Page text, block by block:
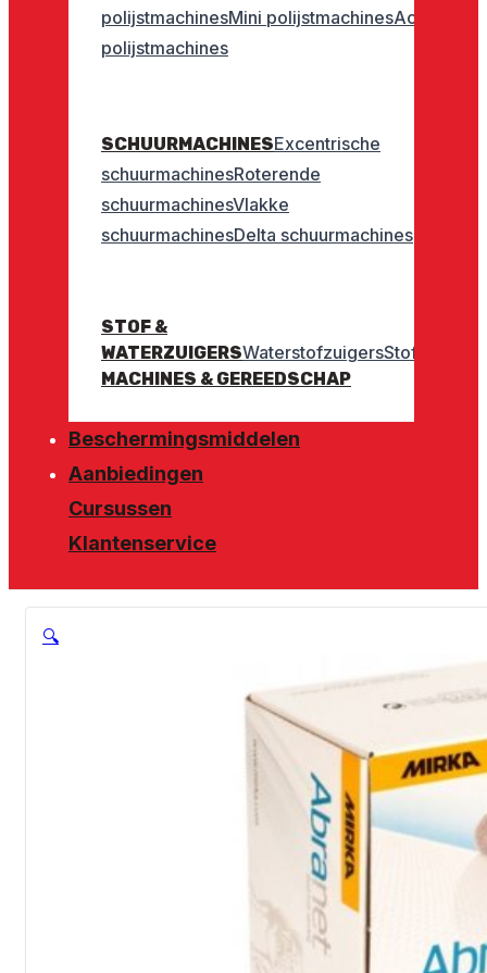
polijstmachinesMini polijstmachinesAccu
polijstmachines
SCHUURMACHINESExcentrische
schuurmachinesRoterende
schuurmachinesVlakke
schuurmachinesDelta schuurmachines
STOF &
WATERZUIGERSWaterstofzuigersStofzuigers
MACHINES & GEREEDSCHAP
Beschermingsmiddelen
Aanbiedingen
Cursussen
Klantenservice
🔍